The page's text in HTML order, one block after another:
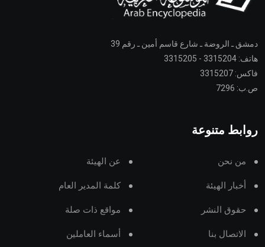
دمشق ـ الروضة ـ شارع قاسم أمين ـ رقم 39
هاتف: 3315204 - 3315205
فاكس: 3315207
ص.ب: 7296
روابط متنوعة
من نحن عن الهيئة
أخبار الهيئة كلمة المدير العام
حقوق النشر مواقع ذات صلة
الاتصال بنا أسماء العاملين